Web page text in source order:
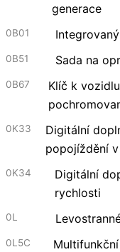
generace
0B01
0B51 Sada na
0B67
Klíč k
0K33
Digitální
popojíždění
0K34
Digitální
rychlosti
0L
0L5C